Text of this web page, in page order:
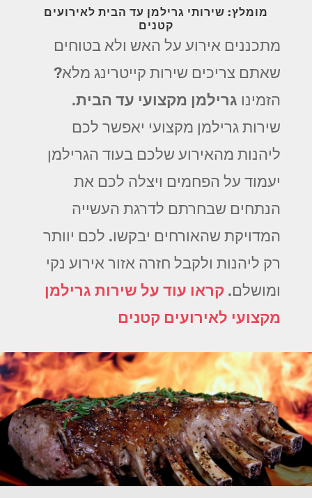
מומלץ: שירותי גרילמן עד הבית לאירועים
קטנים
מתכננים אירוע על האש ולא בטוחים
שאתם צריכים שירות קייטרינג מלא?
הזמינו גרילמן מקצועי עד הבית.
שירות גרילמן מקצועי יאפשר לכם
ליהנות מהאירוע שלכם בעוד הגרילמן
יעמוד על הפחמים ויצלה לכם את
הנתחים שבחרתם לדרגת העשייה
המדויקת שהאורחים יבקשו. לכם יוותר
רק ליהנות ולקבל חזרה אזור אירוע נקי
ומושלם. קראו עוד על שירות גרילמן
מקצועי לאירועים קטנים